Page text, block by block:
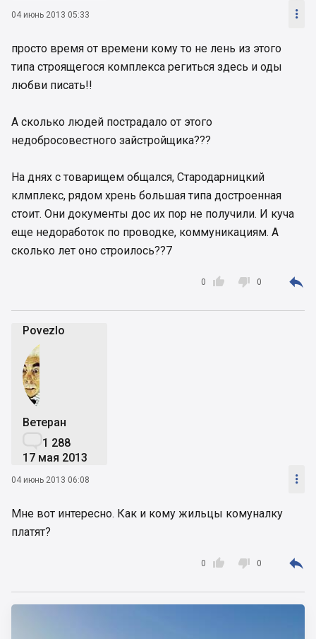
04 июнь 2013 05:33 
просто время от времени кому то не лень из этого
типа строящегося комплекса региться здесь и оды
любви писать!!
А сколько людей пострадало от этого
недобросовестного зайстройщика???
На днях с товарищем общался, Стародарницкий
клмплекс, рядом хрень большая типа достроенная
стоит. Они документы дос их пор не получили. И куча
еще недоработок по проводке, коммуникациям. А
сколько лет оно строилось??7

0  0 
Povezlo
Ветеран
1 288
17 мая 2013
04 июнь 2013 06:08 
Мне вот интересно. Как и кому жильцы комуналку
платят?

0  0 